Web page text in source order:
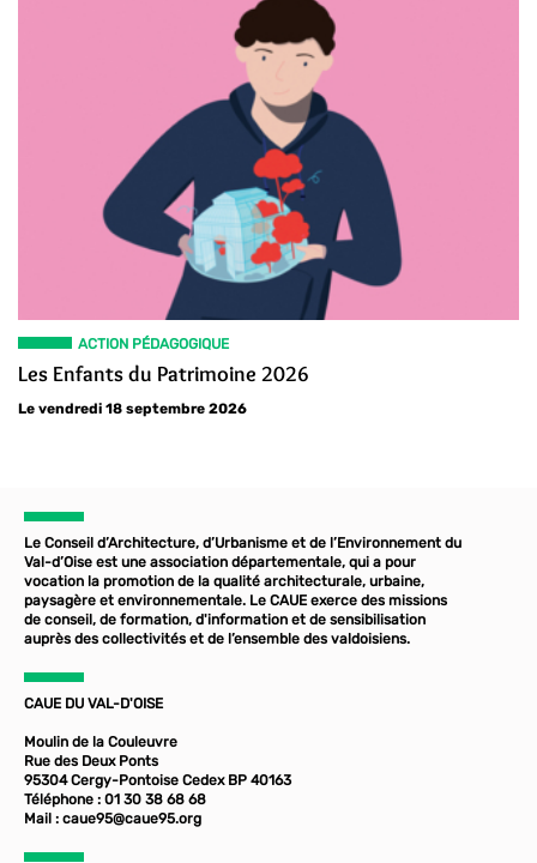
ACTION PÉDAGOGIQUE
Les Enfants du Patrimoine 2026
Le vendredi 18 septembre 2026
Le Conseil d’Architecture, d’Urbanisme et de l’Environnement du
Val-d’Oise est une association départementale, qui a pour
vocation la promotion de la qualité architecturale, urbaine,
paysagère et environnementale. Le CAUE exerce des missions
de conseil, de formation, d'information et de sensibilisation
auprès des collectivités et de l’ensemble des valdoisiens.
CAUE DU VAL-D'OISE
Moulin de la Couleuvre
Rue des Deux Ponts
95304 Cergy-Pontoise Cedex BP 40163
Téléphone : 01 30 38 68 68
Mail : caue95@caue95.org